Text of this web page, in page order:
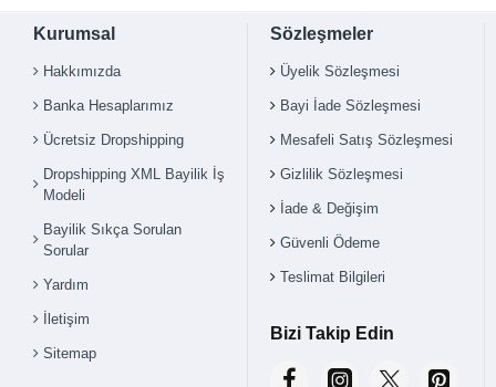
Kurumsal
Hakkımızda
Banka Hesaplarımız
Ücretsiz Dropshipping
Dropshipping XML Bayilik İş
Modeli
Bayilik Sıkça Sorulan
Sorular
Yardım
İletişim
Sitemap
Sözleşmeler
Üyelik Sözleşmesi
Bayi İade Sözleşmesi
Mesafeli Satış Sözleşmesi
Gizlilik Sözleşmesi
İade & Değişim
Güvenli Ödeme
Teslimat Bilgileri
Bizi Takip Edin